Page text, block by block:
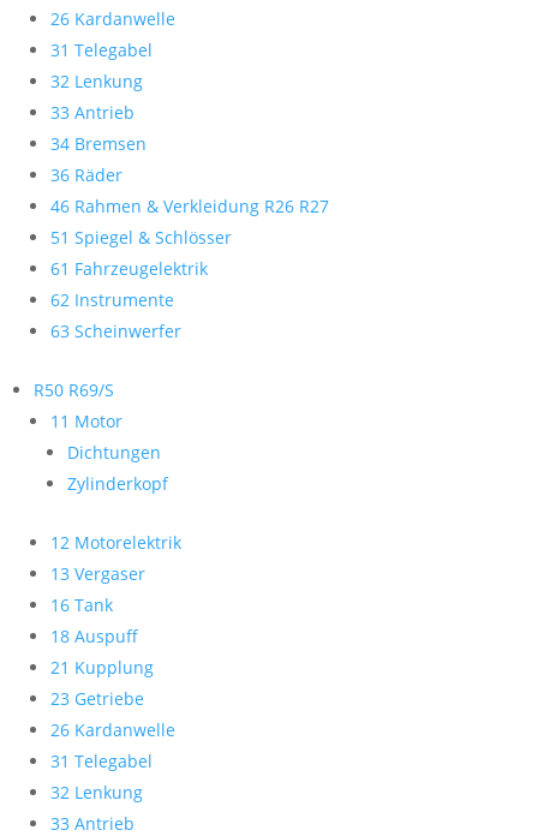
26 Kardanwelle
31 Telegabel
32 Lenkung
33 Antrieb
34 Bremsen
36 Räder
46 Rahmen & Verkleidung R26 R27
51 Spiegel & Schlösser
61 Fahrzeugelektrik
62 Instrumente
63 Scheinwerfer
R50 R69/S
11 Motor
Dichtungen
Zylinderkopf
12 Motorelektrik
13 Vergaser
16 Tank
18 Auspuff
21 Kupplung
23 Getriebe
26 Kardanwelle
31 Telegabel
32 Lenkung
33 Antrieb